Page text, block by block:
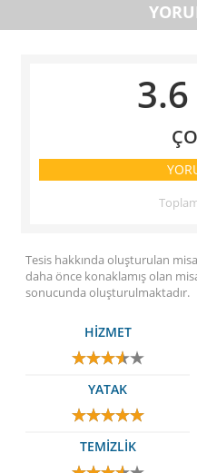
3.6
Tesis hakkında oluşturulan
daha önce konaklamış olan
sonucunda oluşturulmaktadır.
HİZMET
YATAK
TEMİZLİK